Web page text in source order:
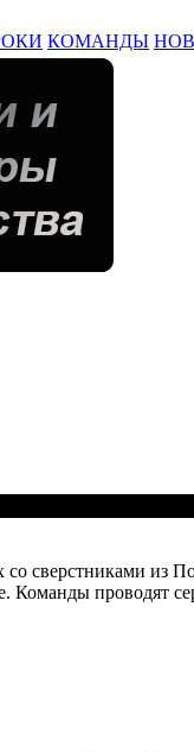
КОМАНДЫ
сверстниками из
проводят